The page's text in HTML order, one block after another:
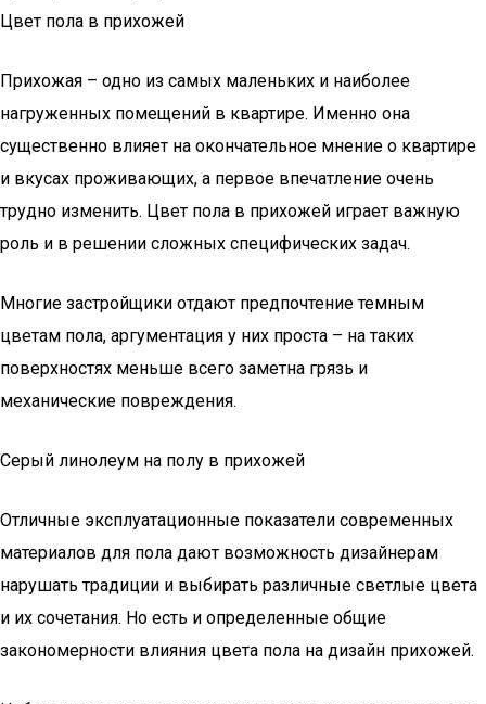
Цвет пола в прихожей
Прихожая – одно из самых маленьких и наиболее
нагруженных помещений в квартире. Именно она
существенно влияет на окончательное мнение о квартире
и вкусах проживающих, а первое впечатление очень
трудно изменить. Цвет пола в прихожей играет важную
роль и в решении сложных специфических задач.
Многие застройщики отдают предпочтение темным
цветам пола, аргументация у них проста – на таких
поверхностях меньше всего заметна грязь и
механические повреждения.
Серый линолеум на полу в прихожей
Отличные эксплуатационные показатели современных
материалов для пола дают возможность дизайнерам
нарушать традиции и выбирать различные светлые цвета
и их сочетания. Но есть и определенные общие
закономерности влияния цвета пола на дизайн прихожей.